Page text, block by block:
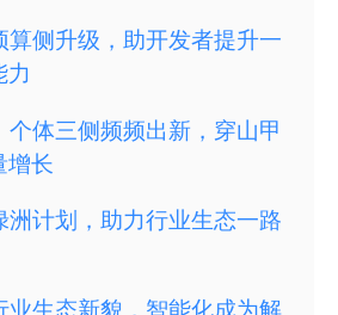
算侧升级，助开发者提升一
力
个体三侧频频出新，穿山甲
增长
洲计划，助力行业生态一路
业生态新貌，智能化成为解